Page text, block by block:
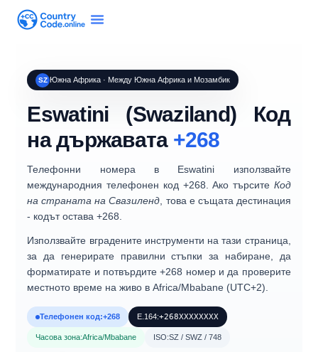
SZ Южна Африка · Между Южна Африка и Мозамбик
Eswatini (Swaziland) Код
на държавата +268
Телефонни номера в Eswatini използвайте
международния телефонен код +268 . Ако търсите Код
на страната на Свазиленд , това е същата дестинация
- кодът остава+268
Използвайте вградените инструменти на тази страница,
за да генерирате правилни стъпки за набиране, да
форматирате и потвърдите +268 номер и да проверите
местното време на живо вAfrica/Mbabane (UTC+2).
Телефонен код:+268 E.164:+268XXXXXXXX
Часова зона:Africa/Mbabane ISO:SZ / SWZ / 748